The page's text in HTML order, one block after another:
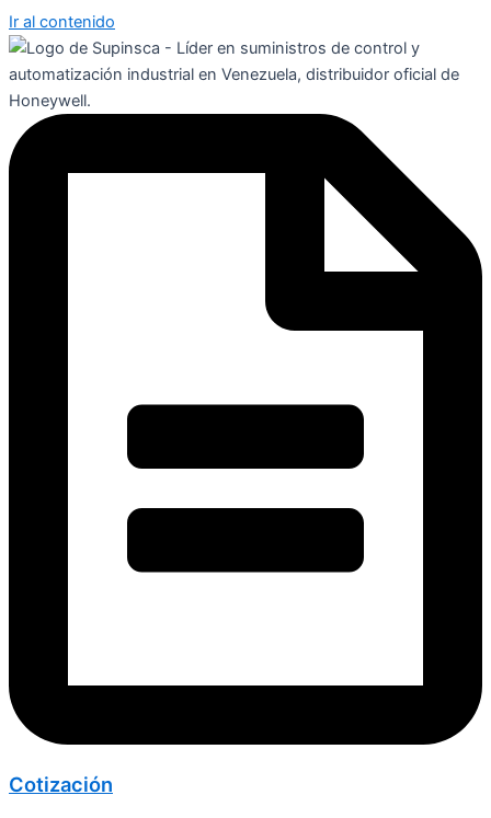
Ir al contenido
Cotización